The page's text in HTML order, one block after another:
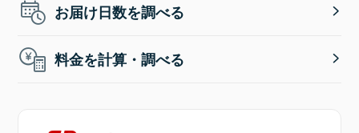
お届け日数を調べる
料金を計算・調べる